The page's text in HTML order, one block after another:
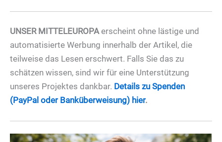
UNSER MITTELEUROPAerscheint ohne lästige und
automatisierte Werbung innerhalb der Artikel, die
teilweise das Lesen erschwert. Falls Sie das zu
schätzen wissen, sind wir für eine Unterstützung
unseres Projektes dankbar. Details zu Spenden
(PayPal oder Banküberweisung) hier.